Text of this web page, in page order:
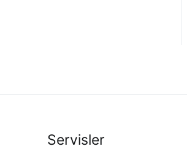
Servisler